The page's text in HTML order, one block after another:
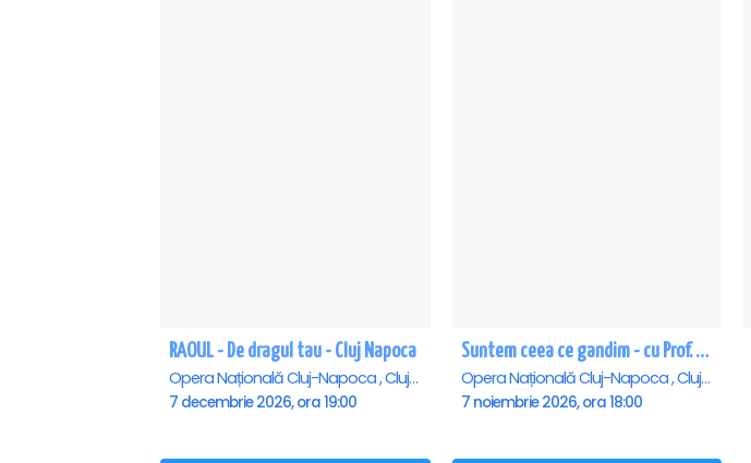
RAOUL - De dragul tau - Cluj Napoca
Opera Națională Cluj-Napoca , Cluj-Napoca
7 decembrie 2026, ora 19:00
Suntem ceea ce gandim - cu Prof. Univ. Dr. Dumitru Constantin Dulcan in Cluj Napoca
Opera Națională Cluj-Napoca , Cluj-Napoca
7 noiembrie 2026, ora 18:00